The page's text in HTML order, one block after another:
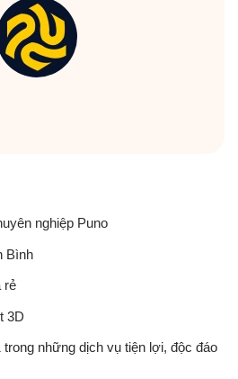
nghiệp Puno
Bình
rẻ
3D
trong những dịch vụ tiện lợi, độc đáo